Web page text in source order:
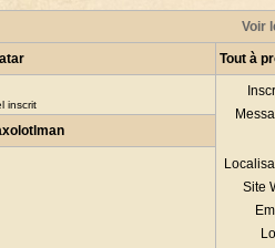
Voir
Tout à
inscrit
Site